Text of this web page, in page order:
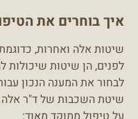
איך בוחרים את
שיטות אלה ואחרות,
לפנים, הן שיטות שיכולות
לבחור את המענה הנכון
שיטת השכבות של ד"ר